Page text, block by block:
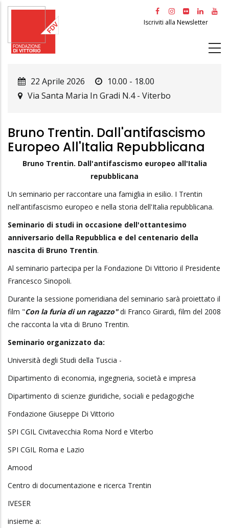
Salta
principale
Iscriviti alla Newsletter
22 Aprile 2026
10.00 - 18.00
Via Santa Maria In Gradi N.4- Viterbo
Bruno Trentin. Dall'antifascismo
Europeo All'Italia Repubblicana
Bruno Trentin. Dall'antifascismo europeo all'Italia
repubblicana
Un seminario per raccontare una famiglia in esilio. I Trentin
nell'antifascismo europeo e nella storia dell'Italia repubblicana.
Seminario di studi in occasione dell'ottantesimo
anniversario della Repubblica e del centenario della
nascita di Bruno Trentin.
Al seminario partecipa per la Fondazione Di Vittorio il Presidente
Francesco Sinopoli.
Durante la sessione pomeridiana del seminario sarà proiettato il
film "Con la furia di un ragazzo"di Franco Girardi, film del 2008
che racconta la vita di Bruno Trentin.
Seminario organizzato da:
Università degli Studi della Tuscia -
Dipartimento di economia, ingegneria, società e impresa
Dipartimento di scienze giuridiche, sociali e pedagogiche
Fondazione Giuseppe Di Vittorio
SPI CGIL Civitavecchia Roma Nord e Viterbo
SPI CGIL Roma e Lazio
Amood
Centro di documentazione e ricerca Trentin
IVESER
insieme a: